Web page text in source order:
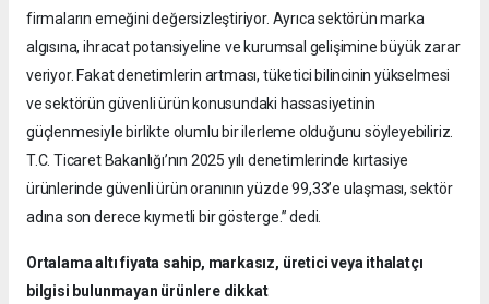
firmaların emeğini değersizleştiriyor. Ayrıca sektörün marka
algısına, ihracat potansiyeline ve kurumsal gelişimine büyük zarar
veriyor. Fakat denetimlerin artması, tüketici bilincinin yükselmesi
ve sektörün güvenli ürün konusundaki hassasiyetinin
güçlenmesiyle birlikte olumlu bir ilerleme olduğunu söyleyebiliriz.
T.C. Ticaret Bakanlığı’nın 2025 yılı denetimlerinde kırtasiye
ürünlerinde güvenli ürün oranının yüzde 99,33’e ulaşması, sektör
adına son derece kıymetli bir gösterge.” dedi.
Ortalama altı fiyata sahip, markasız, üretici veya ithalatçı
bilgisi bulunmayan ürünlere dikkat